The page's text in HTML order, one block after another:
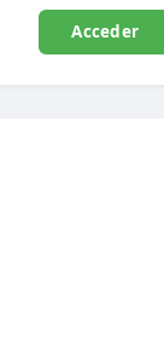
Acceder